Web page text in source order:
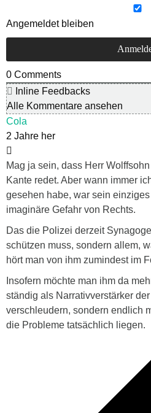
Angemeldet bleiben
0 Comments
Inline Feedbacks
Alle Kommentare ansehen
Cola
2 Jahre her
Mag ja sein, dass Herr
Kante redet. Aber wann immer
gesehen habe, war sein
imaginäre Gefahr von Rechts.
Das die Polizei derzeit
schützen muss, sondern allem,
hört man von ihm zumindest im
Insofern möchte man ihm da
ständig als Narrativverstärker
verschleudern, sondern endlich
die Probleme tatsächlich liegen.